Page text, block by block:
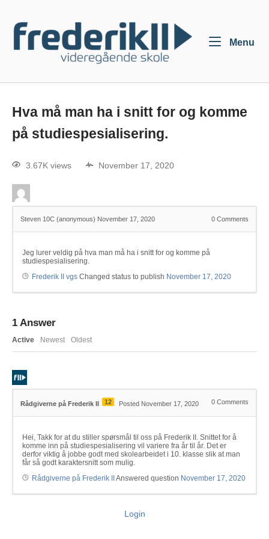
Menu
Hva må man ha i snitt for og komme
på studiespesialisering.
3.67K views November 17, 2020
Steven 10C (anonymous) November 17, 2020 0 Comments
Jeg lurer veldig på hva man må ha i snitt for og komme på
studiespesialisering.
Frederik II vgs Changed status to publish November 17, 2020
1 Answer
Active Newest Oldest
Rådgiverne på Frederik II 12 Posted November 17, 2020 0 Comments
Hei, Takk for at du stiller spørsmål til oss på Frederik II. Snittet for å
komme inn på studiespesialisering vil variere fra år til år. Det er
derfor viktig å jobbe godt med skolearbeidet i 10. klasse slik at man
får så godt karaktersnitt som mulig.
Rådgiverne på Frederik II
Answered question November 17, 2020
Login